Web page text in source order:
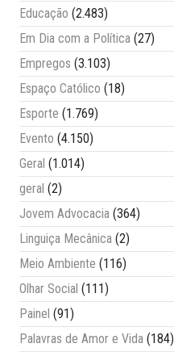
Educação (2.483)
Em Dia com a Política (27)
Empregos (3.103)
Espaço Católico (18)
Esporte (1.769)
Evento (4.150)
Geral (1.014)
geral (2)
Jovem Advocacia (364)
Linguiça Mecânica (2)
Meio Ambiente (116)
Olhar Social (111)
Painel (91)
Palavras de Amor e Vida (184)